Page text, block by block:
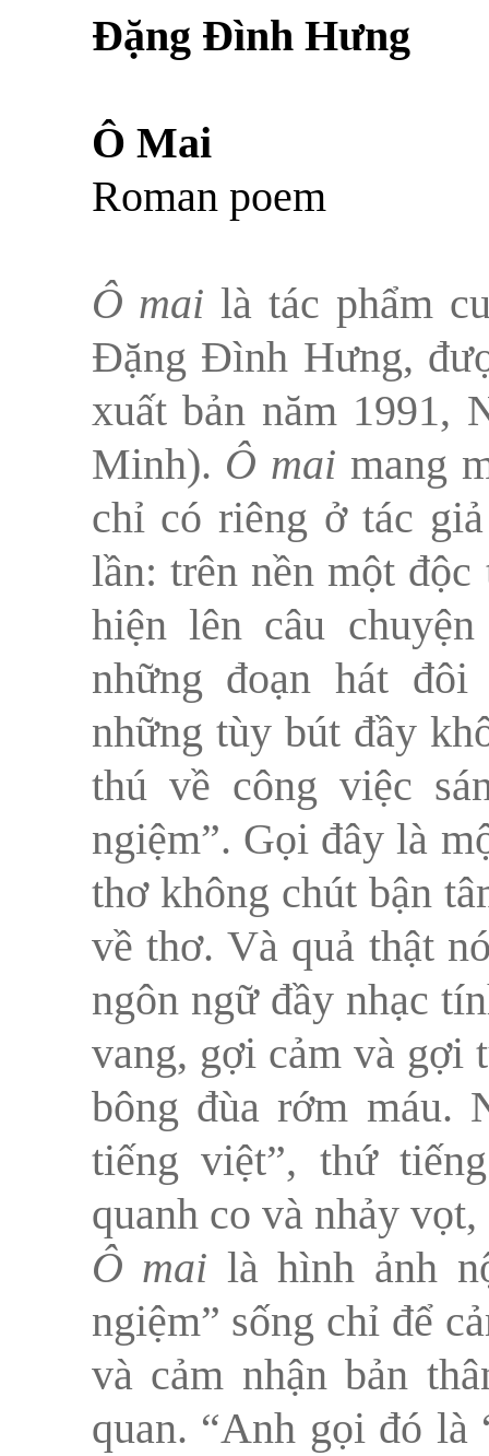
Đặng Đình Hưng
Ô Mai
Roman poem
Ô mai là tác phẩm
Đặng Đình Hưng,
xuất bản năm 1991,
Minh). Ô mai mang
chỉ có riêng ở tác
lần: trên nền một
hiện lên câu
những đoạn hát
những tùy bút đầy
thú về công việc
ngiệm”. Gọi đây là
thơ không chút bận
về thơ. Và quả thật
ngôn ngữ đầy nhạc
vang, gợi cảm và gợi
bông đùa rớm máu.
tiếng việt”, thứ
quanh co và nhảy
Ô mai là hình ảnh
ngiệm” sống chỉ để
và cảm nhận bản
quan. “Anh gọi đó là